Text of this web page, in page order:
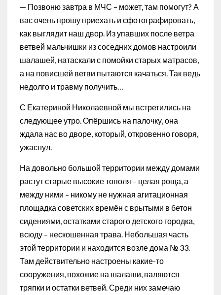
— Позвоню завтра в МЧС – может, там помогут? А
вас очень прошу приехать и сфотографировать,
как выглядит наш двор. Из упавших после ветра
ветвей мальчишки из соседних домов настроили
шалашей, натаскали с помойки старых матрасов,
а на повисшей ветви пытаются качаться. Так ведь
недолго и травму получить…
С Екатериной Николаевной мы встретились на
следующее утро. Опёршись на палочку, она
ждала нас во дворе, который, откровенно говоря,
ужаснул.
На довольно большой территории между домами
растут старые высокие тополя – целая роща, а
между ними – никому не нужная агитационная
площадка советских времён с врытыми в бетон
сидениями, остатками старого детского городка,
всюду – нескошенная трава. Небольшая часть
этой территории и находится возле дома № 33.
Там действительно настроены какие-то
сооружения, похожие на шалаши, валяются
тряпки и остатки ветвей. Среди них замечаю